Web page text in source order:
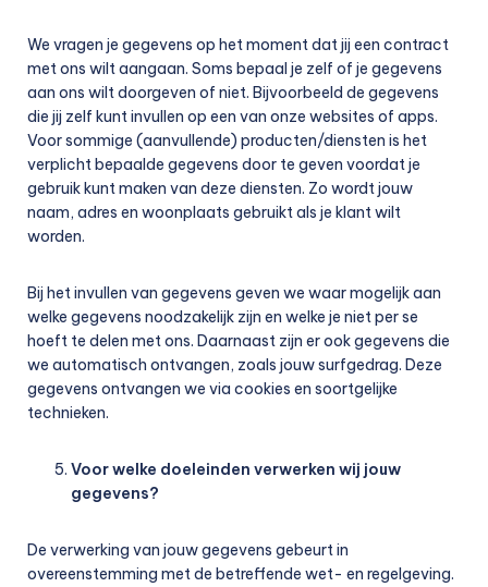
We vragen je gegevens op het moment dat jij een contract
met ons wilt aangaan. Soms bepaal je zelf of je gegevens
aan ons wilt doorgeven of niet. Bijvoorbeeld de gegevens
die jij zelf kunt invullen op een van onze websites of apps.
Voor sommige (aanvullende) producten/diensten is het
verplicht bepaalde gegevens door te geven voordat je
gebruik kunt maken van deze diensten. Zo wordt jouw
naam, adres en woonplaats gebruikt als je klant wilt
worden.
Bij het invullen van gegevens geven we waar mogelijk aan
welke gegevens noodzakelijk zijn en welke je niet per se
hoeft te delen met ons. Daarnaast zijn er ook gegevens die
we automatisch ontvangen, zoals jouw surfgedrag. Deze
gegevens ontvangen we via cookies en soortgelijke
technieken.
Voor welke doeleinden verwerken wij jouw
gegevens?
De verwerking van jouw gegevens gebeurt in
overeenstemming met de betreffende wet- en regelgeving.